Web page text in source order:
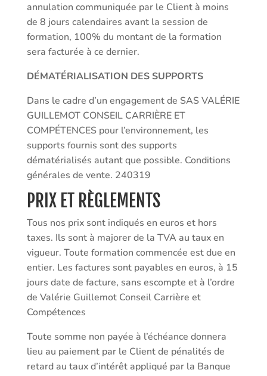
annulation communiquée par le Client à moins
de 8 jours calendaires avant la session de
formation, 100% du montant de la formation
sera facturée à ce dernier.
DÉMATÉRIALISATION DES SUPPORTS
Dans le cadre d’un engagement de SAS VALÉRIE
GUILLEMOT CONSEIL CARRIÈRE ET
COMPÉTENCES pour l’environnement, les
supports fournis sont des supports
dématérialisés autant que possible. Conditions
générales de vente. 240319
PRIX ET RÈGLEMENTS
Tous nos prix sont indiqués en euros et hors
taxes. Ils sont à majorer de la TVA au taux en
vigueur. Toute formation commencée est due en
entier. Les factures sont payables en euros, à 15
jours date de facture, sans escompte et à l’ordre
de Valérie Guillemot Conseil Carrière et
Compétences
Toute somme non payée à l’échéance donnera
lieu au paiement par le Client de pénalités de
retard au taux d’intérêt appliqué par la Banque